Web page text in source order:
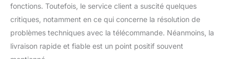
Thanksgiving, Noël ou la
Saint-Valentin.
fonctions. Toutefois, le service client a suscité quelques
critiques, notamment en ce qui concerne la résolution de
problèmes techniques avec la télécommande. Néanmoins, la
livraison rapide et fiable est un point positif souvent